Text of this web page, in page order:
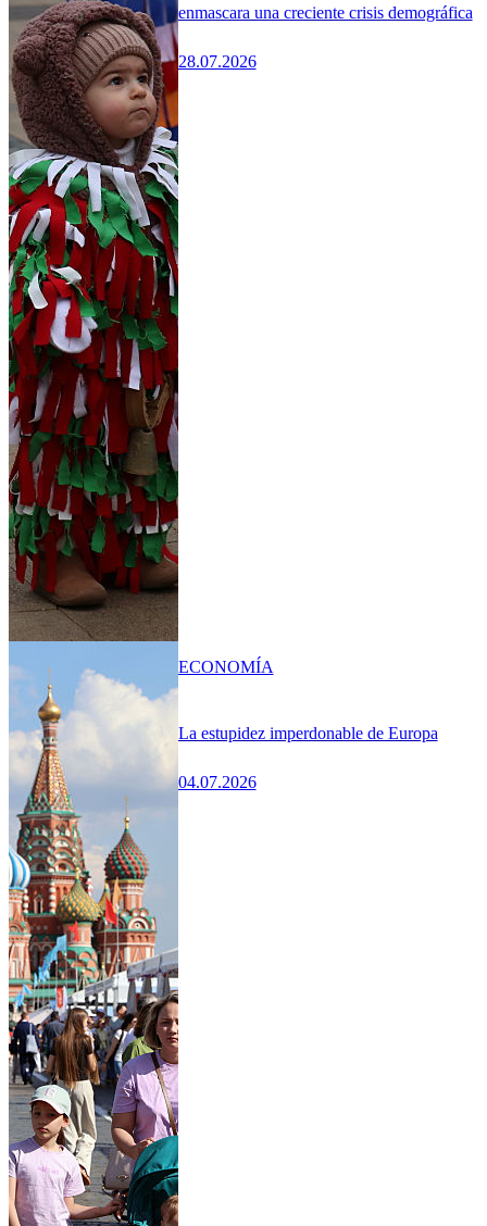
enmascara una creciente crisis demográfica
28.07.2026
La estupidez imperdonable de Europa
04.07.2026
ECONOMÍA